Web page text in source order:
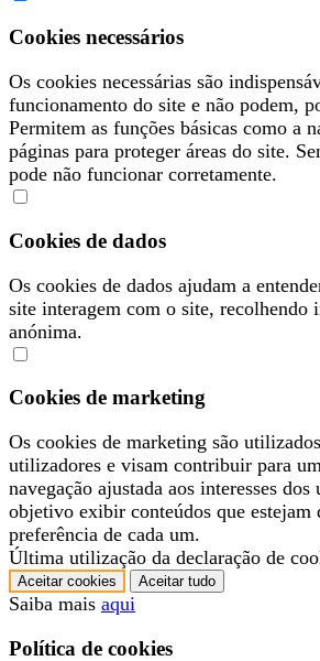
Cookies necessários
Os cookies necessárias são
funcionamento do site e não podem,
Permitem as funções básicas como a
páginas para proteger áreas do site.
pode não funcionar corretamente.
Cookies de dados
Os cookies de dados ajudam a
site interagem com o site, recolhendo
anónima.
Cookies de marketing
Os cookies de marketing são
utilizadores e visam contribuir para
navegação ajustada aos interesses
objetivo exibir conteúdos que estejam
preferência de cada um.
Última utilização da declaração de
Aceitar cookies Aceitar tudo
Saiba mais aqui
Política de cookies